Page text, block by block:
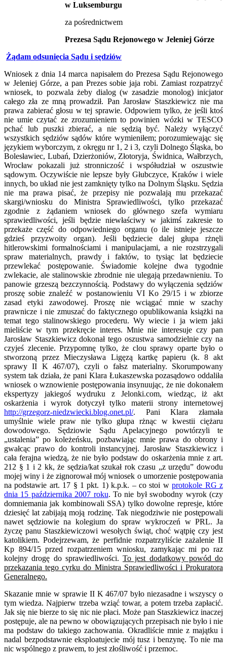
w Luksemburgu
za pośrednictwem
Prezesa Sądu Rejonowego w Jeleniej Górze
Żądam odsunięcia Sądu i sędziów
Wniosek z dnia 14 marca napisałem do Prezesa Sądu Rejonowego
w Jeleniej Górze, a pan Prezes sobie jaja robi. Zamiast rozpatrzyć
wniosek, to pozwala żeby dialog (w zasadzie monolog) inicjator
całego zła ze mną prowadził. Pan Jarosław Staszkiewicz nie ma
prawa zabierać głosu w tej sprawie. Odpowiem tylko, że jeśli ktoś
nie umie czytać ze zrozumieniem to powinien wózki w TESCO
pchać lub puszki zbierać, a nie sędzią być. Należy wyłączyć
wszystkich sędziów sądów które wymieniłem; porozumiewając się
językiem wyborczym, z okręgu nr 1, 2 i 3, czyli Dolnego Śląska, bo
Bolesławiec, Lubań, Dzierżoniów, Złotoryja, Świdnica, Wałbrzych,
Wrocław pokazali już stronniczość i współudział w oszustwie
sądowym. Oczywiście nie lepsze były Głubczyce, Kraków i wiele
innych, bo układ nie jest zamknięty tylko na Dolnym Śląsku. Sędzia
nie ma prawa pisać, że przepisy nie pozwalają mu przekazać
skargi/wniosku do Ministra Sprawiedliwości, tylko przekazać
zgodnie z żądaniem wniosek do głównego szefa wymiaru
sprawiedliwości, jeśli będzie niewłaściwy w jakimś zakresie to
przekaże część do odpowiedniego organu (o ile istnieje jeszcze
gdzieś przyzwoity organ). Jeśli będziecie dalej głupa rżnęli
hitlerowskimi formalnościami i manipulacjami, a nie rozstrzygali
spraw materialnych, prawdy i faktów, to tysiąc lat będziecie
przewlekać postępowanie. Świadomie kolejne dwa tygodnie
zwlekacie, ale stalinowskie zbrodnie nie ulegają przedawnieniu. To
panowie grzeszą bezczynnością. Podstawy do wyłączenia sędziów
proszę sobie znaleźć w postanowieniu VI Ko 29/15 i w zbiorze
zasad etyki zawodowej. Proszę nie wciągać mnie w szachy
prawnicze i nie zmuszać do faktycznego opublikowania książki na
temat tego stalinowskiego procederu. Wy wiecie i ja wiem jaki
mieliście w tym przekręcie interes. Mnie nie interesuje czy pan
Jarosław Staszkiewicz dokonał tego oszustwa samodzielnie czy na
czyjeś zlecenie. Przypomnę tylko, że clou sprawy oparte było o
stworzoną przez Mieczysława Ligęzą kartkę papieru (k. 8 akt
sprawy II K 467/07), czyli o fałsz materialny. Skorumpowany
system tak działa, że pani Klara Łukaszewska pozasądowo oddaliła
wniosek o wznowienie postępowania insynuując, że nie dokonałem
ekspertyzy jakiegoś wydruku z Jelonki.com, wiedząc, iż akt
oskarżenia i wyrok dotyczył tylko materii strony internetowej
http://grzegorz-niedzwiecki.blog.onet.pl/. Pani Klara złamała
umyślnie wiele praw nie tylko głupa rżnąc w kwestii ciężaru
dowodowego. Sędziowie Sądu Apelacyjnego powtórzyli te
„ustalenia” po koleżeńsku, pozbawiając mnie prawa do obrony i
gwałcąc prawo do kontroli instancyjnej. Jarosław Staszkiewicz i
cała ferajna wiedzą, że nie było podstaw do oskarżenia mnie z art.
212 § 1 i 2 kk, że sędzia/kat szukał rok czasu „z urzędu” dowodu
mojej winy i że zignorował mój wniosek o umorzenie postępowania
na podstawie art. 17 § 1 pkt. 1) k.p.k. – co stoi wprotokole RG z
dnia 15 października 2007 roku. To nie był swobodny wyrok (czy
domniemania jak kombinowali SSA) tylko dowolne represje, które
dziesięć lat zabijają moją rodzinę. Tak niegodziwie nie postępowali
nawet sędziowie na kolegium do spraw wykroczeń w PRL. Ja
życzę panu Staszkiewiczowi wesołych świąt, choć wątpię czy jest
katolikiem. Podejrzewam, że perfidnie rozpatrzyliście zażalenie II
Kp 894/15 przed rozpatrzeniem wniosku, zamykając mi po raz
kolejny drogę do sprawiedliwości. To jest dodatkowy powód do
przekazania tego cyrku do Ministra Sprawiedliwości i Prokuratora
Generalnego.
Skazanie mnie w sprawie II K 467/07 było niezasadne i wszyscy o
tym wiedza. Najpierw trzeba wziąć towar, a potem trzeba zapłacić.
Jak się nie bierze to się nic nie płaci. Może pan Staszkiewicz inaczej
postępuje, ale na pewno w obowiązujących przepisach nie było i nie
ma podstaw do takiego zachowania. Okradliście mnie z majątku i
nadal bezpodstawnie eksploatujecie mój tusz i benzynę. To nie ma
nic wspólnego z prawem, to jest złośliwość i przemoc.